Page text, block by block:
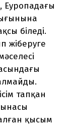
Еуропадағы
біледі.
жіберуге
тапқан
қысым